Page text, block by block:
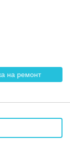
на ремонт